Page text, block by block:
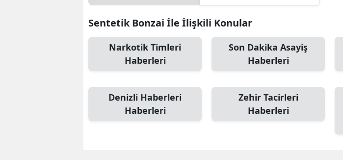
Bursa
Çanakkale
Çankırı
Çorum
Sentetik Bonzai İle İlişkili Konular
Narkotik Timleri
Haberleri
Son Dakika Asayiş
Haberleri
Denizli Haberleri
Haberleri
Zehir Tacirleri
Haberleri